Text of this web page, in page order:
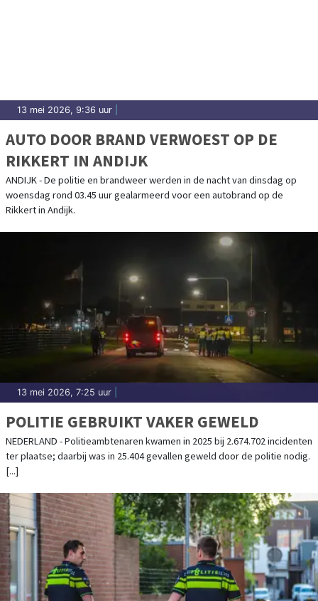
13 mei 2026, 9:36 uur
AUTO DOOR BRAND VERWOEST OP DE
RIKKERT IN ANDIJK
ANDIJK - De politie en brandweer werden in de nacht van dinsdag op
woensdag rond 03.45 uur gealarmeerd voor een autobrand op de
Rikkert in Andijk.
13 mei 2026, 7:25 uur
POLITIE GEBRUIKT VAKER GEWELD
NEDERLAND - Politieambtenaren kwamen in 2025 bij 2.674.702 incidenten
ter plaatse; daarbij was in 25.404 gevallen geweld door de politie nodig.
[...]